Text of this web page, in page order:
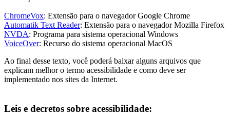
ChromeVox: Extensão para o navegador Google Chrome
Automatik Text Reader: Extensão para o navegador Mozilla Firefox
NVDA: Programa para sistema operacional Windows
VoiceOver: Recurso do sistema operacional MacOS
Ao final desse texto, você poderá baixar alguns arquivos que
explicam melhor o termo acessibilidade e como deve ser
implementado nos sites da Internet.
Leis e decretos sobre acessibilidade: